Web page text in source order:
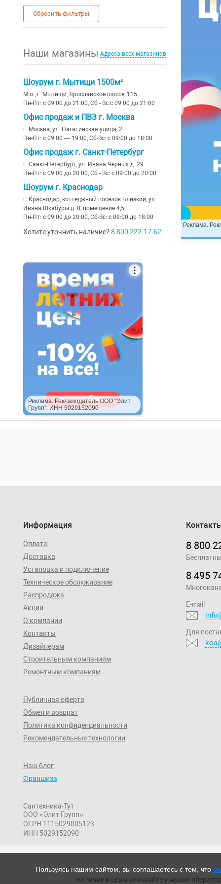
12
14
20
Сбросить фильтры
Наши магазины Адреса всех магазинов
Шоурум г. Мытищи 1500м²
М.о., г. Мытищи, Ярославское шоссе, 115
Пн-Пт: с 09:00 до 21:00, Сб - Вс с 09:00 до 21:00
Офис продаж и ПВЗ г. Москва
г. Москва, ул. Нагатинская улица, 2
Пн-Пт: с 09:00 — 19:00, Сб-Вс: с 09:00 до 18:00
Офис продаж г. Санкт-Петербург
г. Санкт-Петербург, ул. Ивана Черных д. 29
Пн-Пт: с 09:00 до 20:00, Сб - Вс: с 09:00 до 20:00
Шоурум г. Краснодар
г. Краснодар, коттеджный посёлок Близкий, ул.
Ивана Шкабуры д. 8, помещение 4,5
Пн-Пт: с 09:00 до 20:00, Сб-Вс: с 09:00 до 18:00
Хотите уточнить наличие? 8 800 222-17-62
Реклама. Рекламодатель ООО "Элит
Групп". ИНН 5029152090
Реклама.
Информация
Оплата
Доставка
Установка и подключение
Техническое обслуживание
Распродажа
Акции
О компании
Контакты
Дизайнерам
Строительным компаниям
Ремонтным компаниям
Публичная оферта
Обмен и возврат
Политика конфиденциальности
Рекомендательные технологии
Наш блог
Франшиза
Сантехника-Тут
ООО «Элит Групп»
ОГРН 1115029005123
ИНН 5029152090
8 800
8 495
E-mail
Для
Наличие и цены уточняйте у наших
Пользуясь нашим сайтом, вы соглашаетесь с тем, что